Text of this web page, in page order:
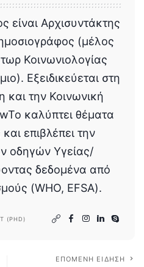
Αρχισυντάκτης
(μέλος
Κοινωνιολογίας
Εξειδικεύεται στη
και την Κοινωνική
καλύπτει θέματα
επιβλέπει την
οδηγών Υγείας/
δεδομένα από
(WHO, EFSA).
(PHD)
ΕΠΌΜΕΝΗ ΕΊΔΗΣΗ